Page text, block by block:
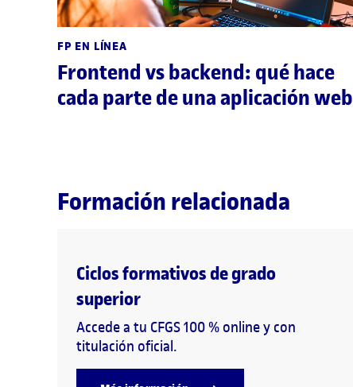
FP EN LÍNEA
Frontend vs backend: qué hace
cada parte de una aplicación web
Formación relacionada
Ciclos formativos de grado
superior
Accede a tu CFGS 100 % online y con
titulación oficial.